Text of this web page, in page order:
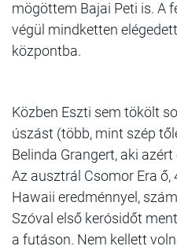
mögöttem Bajai Peti is. A
végül mindketten
központba.
Közben Eszti sem tökölt
úszást (több, mint szép
Belinda Grangert, aki
Az ausztrál Csomor Era
Hawaii eredménnyel,
Szóval első kerósidőt
a futáson. Nem kellett